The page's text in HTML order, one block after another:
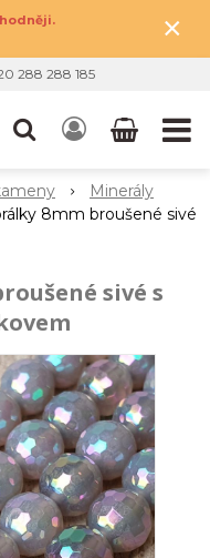
×
288 288 185
Minerály
8mm broušené sivé
sivé s